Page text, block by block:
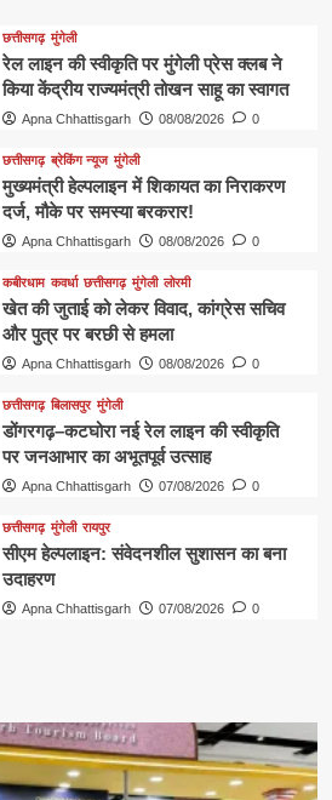
छत्तीसगढ़ मुंगेली
रेल लाइन की स्वीकृति पर मुंगेली प्रेस क्लब ने
किया केंद्रीय राज्यमंत्री तोखन साहू का स्वागत
Apna Chhattisgarh 08/08/2026 0
छत्तीसगढ़ ब्रेकिंग न्यूज मुंगेली
मुख्यमंत्री हेल्पलाइन में शिकायत का निराकरण
दर्ज, मौके पर समस्या बरकरार!
Apna Chhattisgarh 08/08/2026 0
कबीरधाम कवर्धा छत्तीसगढ़ मुंगेली लोरमी
खेत की जुताई को लेकर विवाद, कांग्रेस सचिव
और पुत्र पर बरछी से हमला
Apna Chhattisgarh 08/08/2026 0
छत्तीसगढ़ बिलासपुर मुंगेली
डोंगरगढ़–कटघोरा नई रेल लाइन की स्वीकृति
पर जनआभार का अभूतपूर्व उत्साह
Apna Chhattisgarh 07/08/2026 0
छत्तीसगढ़ मुंगेली रायपुर
सीएम हेल्पलाइन: संवेदनशील सुशासन का बना
उदाहरण
Apna Chhattisgarh 07/08/2026 0